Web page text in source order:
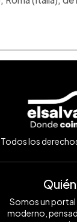
Todos los
Somos un
moderno,